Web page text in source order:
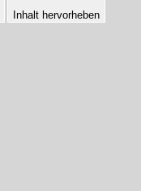
Inhalt hervorheben